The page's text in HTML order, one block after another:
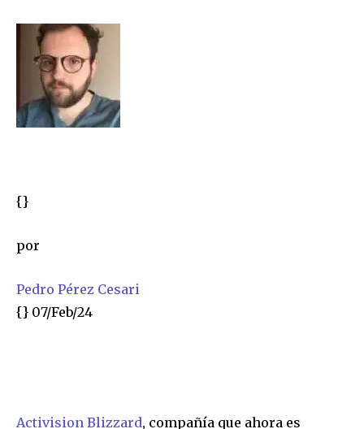
{}
por
Pedro Pérez Cesari
{} 07/Feb/24
Activision Blizzard, compañía que ahora es